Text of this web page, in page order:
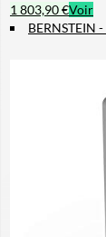
1 803,90 €Voir
BERNSTEIN